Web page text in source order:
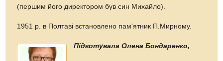
(першим його директором був син Михайло).
1951 р. в Полтаві встановлено пам'ятник П.Мирному.
Підготувала Олена Бондаренко,